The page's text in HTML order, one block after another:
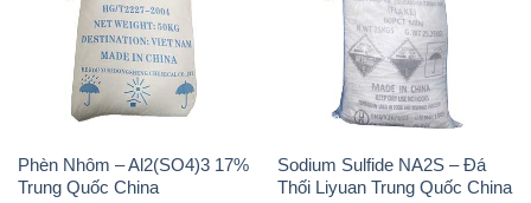
Phèn Nhôm – Al2(SO4)3 17%
Trung Quốc China
Sodium Sulfide NA2S – Đá
Thối Liyuan Trung Quốc China